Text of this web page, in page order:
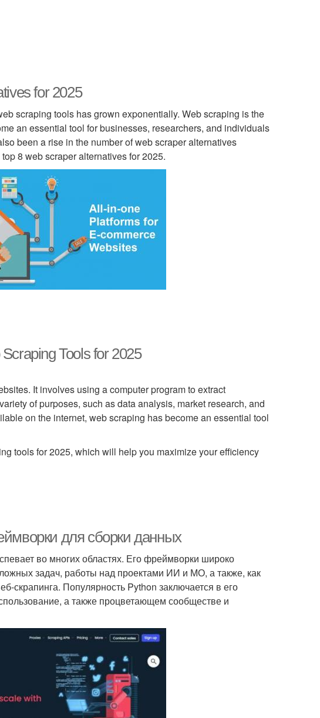
for 2025
scraping tools has grown exponentially. Web scraping is the
an essential tool for businesses, researchers, and individuals
been a rise in the number of web scraper alternatives
8 web scraper alternatives for 2025.
Tools for 2025
It involves using a computer program to extract
of purposes, such as data analysis, market research, and
on the internet, web scraping has become an essential tool
tools for 2025, which will help you maximize your efficiency
для сборки данных
во многих областях. Его фреймворки широко
задач, работы над проектами ИИ и МО, а также, как
скрапинга. Популярность Python заключается в его
а также процветающем сообществе и